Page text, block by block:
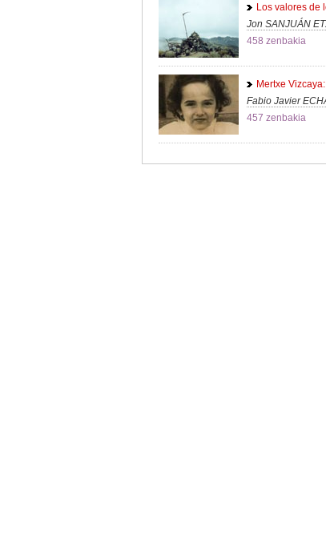
Los valores de
Jon SANJUÁN
458 zenbakia
Mertxe
Fabio Javier
457 zenbakia